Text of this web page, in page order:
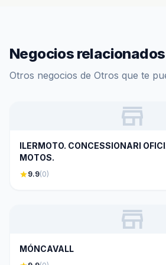
Negocios relacionados
Otros negocios de Otros que te
store
ILERMOTO. CONCESSIONARI
MOTOS.
star9.9(0)
store
MÓNCAVALL